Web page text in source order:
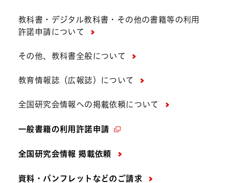
教科書・デジタル教科書・その他の書籍等の利用
許諾申請について
その他、教科書全般について
教育情報誌（広報誌）について
全国研究会情報への掲載依頼について
一般書籍の利用許諾申請
全国研究会情報 掲載依頼
資料・パンフレットなどの ご請求